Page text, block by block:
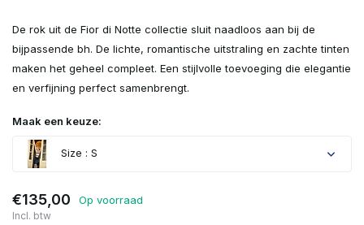
De rok uit de Fior di Notte collectie sluit naadloos aan bij de
bijpassende bh. De lichte, romantische uitstraling en zachte tinten
maken het geheel compleet. Een stijlvolle toevoeging die elegantie
en verfijning perfect samenbrengt.
Maak een keuze:
Size : S
€135,00 Op voorraad
Incl. btw